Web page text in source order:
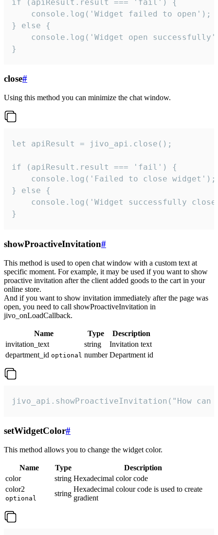
if (apiResult.result === 'fail') {
    console.log('Widget failed to open');
} else {
console.log('Widget open
}
close#
Using this method you can minimize the chat window.
let apiResult = jivo_api.close();
if (apiResult.result === 'fail') {
    console.log('Failed to close widget');
} else {
console.log('Widget successfully
}
showProactiveInvitation#
This method is used to open chat window with a custom text at
specific moment. For example, it may be used if you want to show
proactive invitation after the client added goods to the cart in your
online store.
And if you want to show invitation immediately after the page was
open, you need to call showProactiveInvitation in
jivo_onLoadCallback.
Name Type
Description
invitation_text
string
Invitation text
department_id optional number Department id
jivo_api.showProactiveInvitation("How
setWidgetColor#
This method allows you to change the widget color.
Name Type
Description
color
string Hexadecimal color code
color2
optional
string
Hexadecimal colour code is used to create
gradient